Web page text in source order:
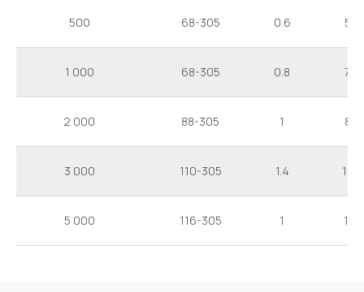
500 68-305 0.6 55
1 000 68-305 0.8 70
2 000 88-305 1 85
3 000 110-305 1.4 105
5 000 116-305 1 117